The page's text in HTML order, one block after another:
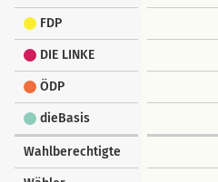
FDP
DIE LINKE
ÖDP
dieBasis
Wahlberechtigte